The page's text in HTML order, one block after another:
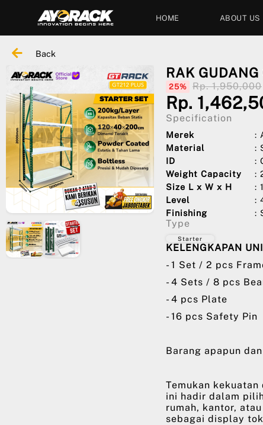
HOME ABOUT US
Back
RAK
25% Rp. 1,950,000
Rp.
Specification
Merek
:
Material
:
ID
:
Weight Capacity
:
Size L x W x H
:
Level
:
Finishing
:
Type
Starter
KELENGKAPAN
- 1 Set / 2 pcs
- 4 Sets / 8 pcs
- 4 pcs Plate
- 16 pcs Safety Pin
Barang apapun
Temukan
ini hadir dalam
rumah, kantor,
sebagai display